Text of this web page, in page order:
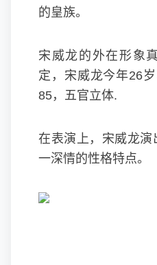
的皇族。
宋威龙的外在形象
定，宋威龙今年26
85，五官立体.
在表演上，宋威龙
一深情的性格特点。